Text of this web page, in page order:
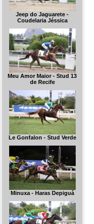
Jeep do Jaguarete -
Coudelaria Jéssica
Meu Amor Maior - Stud 13
de Recife
Le Gonfalon - Stud Verde
Minuxa - Haras Depiguá